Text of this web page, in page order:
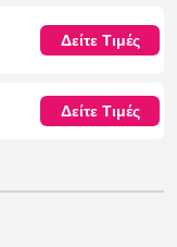
Δείτε Τιμές
Δείτε Τιμές